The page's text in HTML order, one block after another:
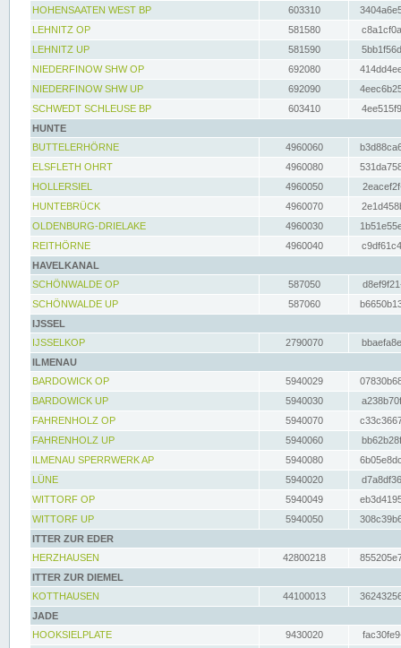
HOHENSAATEN WEST BP
603310
LEHNITZ OP
581580
LEHNITZ UP
581590
NIEDERFINOW SHW OP
692080
NIEDERFINOW SHW UP
692090
SCHWEDT SCHLEUSE BP
603410
HUNTE
BUTTELERHÖRNE
4960060
ELSFLETH OHRT
4960080
HOLLERSIEL
4960050
HUNTEBRÜCK
4960070
OLDENBURG-DRIELAKE
4960030
REITHÖRNE
4960040
HAVELKANAL
SCHÖNWALDE OP
587050
SCHÖNWALDE UP
587060
IJSSEL
IJSSELKOP
2790070
ILMENAU
BARDOWICK OP
5940029
BARDOWICK UP
5940030
FAHRENHOLZ OP
5940070
FAHRENHOLZ UP
5940060
ILMENAU SPERRWERK AP
5940080
LÜNE
5940020
WITTORF OP
5940049
WITTORF UP
5940050
ITTER ZUR EDER
HERZHAUSEN
42800218
ITTER ZUR DIEMEL
KOTTHAUSEN
44100013
JADE
HOOKSIELPLATE
9430020